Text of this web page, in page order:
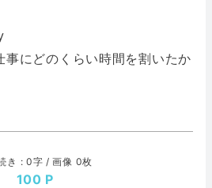
事にどのくらい時間を割いたか
き : 0字 / 画像 0枚
100